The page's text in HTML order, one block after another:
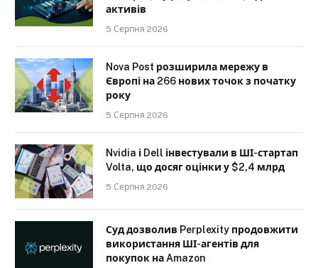
активів
5 Серпня 2026
Nova Post розширила мережу в
Європі на 266 нових точок з початку
року
5 Серпня 2026
Nvidia і Dell інвестували в ШІ-стартап
Volta, що досяг оцінки у $2,4 млрд
5 Серпня 2026
Суд дозволив Perplexity продовжити
використання ШІ-агентів для
покупок на Amazon